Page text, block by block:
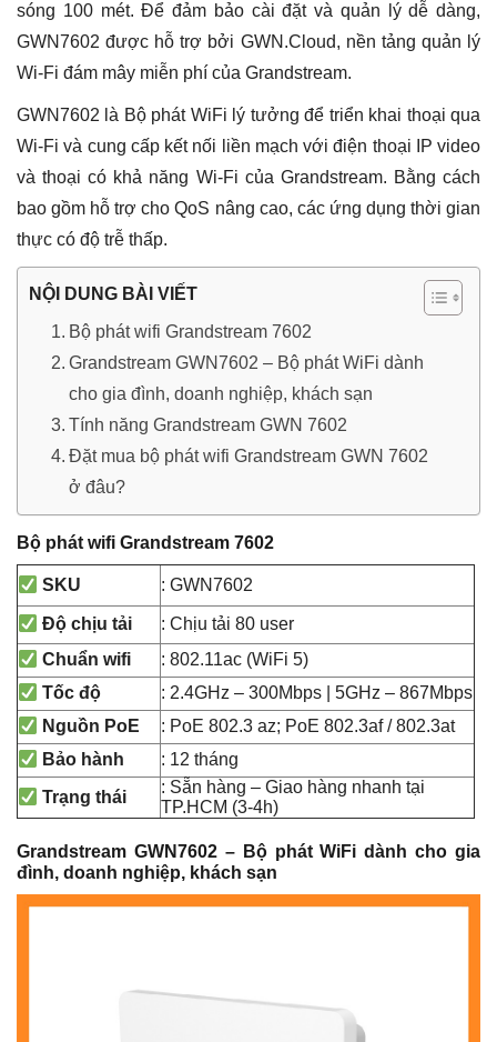
sóng 100 mét. Để đảm bảo cài đặt và quản lý dễ dàng,
GWN7602 được hỗ trợ bởi GWN.Cloud, nền tảng quản lý
Wi-Fi đám mây miễn phí của Grandstream.
GWN7602 là Bộ phát WiFi lý tưởng để triển khai thoại qua
Wi-Fi và cung cấp kết nối liền mạch với điện thoại IP video
và thoại có khả năng Wi-Fi của Grandstream. Bằng cách
bao gồm hỗ trợ cho QoS nâng cao, các ứng dụng thời gian
thực có độ trễ thấp.
NỘI DUNG BÀI VIẾT
Bộ phát wifi Grandstream 7602
Grandstream GWN7602 – Bộ phát WiFi dành
cho gia đình, doanh nghiệp, khách sạn
Tính năng Grandstream GWN 7602
Đặt mua bộ phát wifi Grandstream GWN 7602
ở đâu?
Bộ phát wifi Grandstream 7602
SKU : GWN7602
Độ chịu tải
: Chịu tải 80 user
Chuẩn wifi
: 802.11ac (WiFi 5)
Tốc độ
: 2.4GHz – 300Mbps | 5GHz – 867Mbps
Nguồn PoE
: PoE 802.3 az; PoE 802.3af / 802.3at
Bảo hành
: 12 tháng
Trạng thái
: Sẵn hàng – Giao hàng nhanh tại
TP.HCM (3-4h)
Grandstream GWN7602 – Bộ phát WiFi dành cho gia
đình, doanh nghiệp, khách sạn